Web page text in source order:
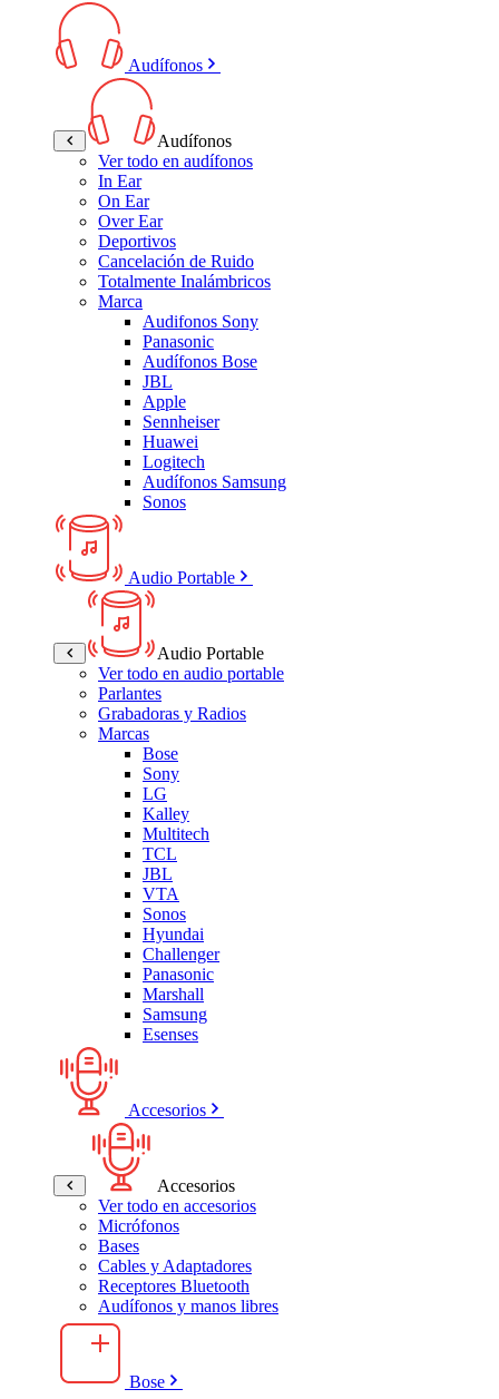
Audífonos
Audífonos
Ver todo en audífonos
In Ear
On Ear
Over Ear
Deportivos
Cancelación de Ruido
Totalmente Inalámbricos
Marca
Audifonos Sony
Panasonic
Audífonos Bose
JBL
Apple
Sennheiser
Huawei
Logitech
Audífonos Samsung
Sonos
Audio Portable
Audio Portable
Ver todo en audio portable
Parlantes
Grabadoras y Radios
Marcas
Bose
Sony
LG
Kalley
Multitech
TCL
JBL
VTA
Sonos
Hyundai
Challenger
Panasonic
Marshall
Samsung
Esenses
Accesorios
Accesorios
Ver todo en accesorios
Micrófonos
Bases
Cables y Adaptadores
Receptores Bluetooth
Audífonos y manos libres
Bose